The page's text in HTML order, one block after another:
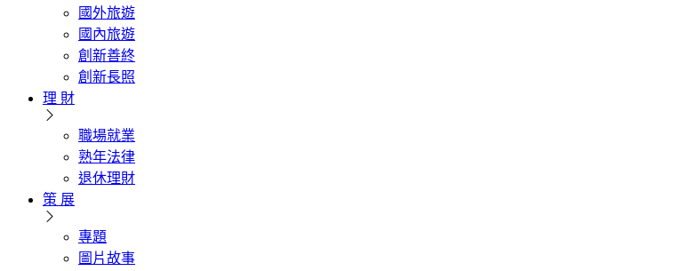
國外旅遊
國內旅遊
創新善終
創新長照
理 財
職場就業
熟年法律
退休理財
策 展
專題
圖片故事